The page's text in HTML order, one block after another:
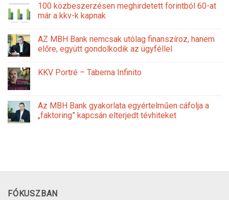
100 közbeszerzésen meghirdetett forintból 60-at
már a kkv-k kapnak
AZ MBH Bank nemcsak utólag finanszíroz, hanem
előre, együtt gondolkodik az ügyféllel
KKV Portré – Taberna Infinito
Az MBH Bank gyakorlata egyértelműen cáfolja a
„faktoring” kapcsán elterjedt tévhiteket
FÓKUSZBAN